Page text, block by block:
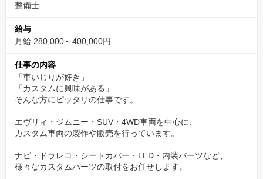
整備士
給与
月給 280,000～400,000円
仕事の内容
「車いじりが好き」
「カスタムに興味がある」
そんな方にピッタリの仕事です。
エヴリィ・ジムニー・SUV・4WD車両を中心に、
カスタム車両の製作や販売を行っています。
ナビ・ドラレコ・シートカバー・LED・内装パーツなど、
様々なカスタムパーツの取付をお任せします。